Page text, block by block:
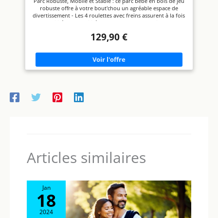
robuste offre à votre bout'chou un agréable espace de
divertissement - Les 4 roulettes avec freins assurent à la fois
la mobilité et la stabilité du parc Matelas et Tapis de Parc
déhoussable et un tapis tendrement rembourré et revêtu
réglable sur 3 positions : grâce à sa base réglable sur 3
hauteurs, le parc bébé "roba Style" s'adapte à la croissance
de votre bébé jusqu’à un poids de 15 kg Sûr et Certifié : le
parc pour enfants sans échardes a été développé
Dimensions : H 72,5 x L 75 x P 100 cm - Matelas : H 4 x L 75 x
P 100 cm - Matières : bois de jeu - Rembourrage : mousse PU
129,90 €
Articles similaires
Jan
18
2024